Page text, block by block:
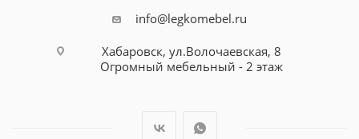
info@legkomebel.ru
Хабаровск, ул.Волочаевская, 8
Огромный мебельный - 2 этаж